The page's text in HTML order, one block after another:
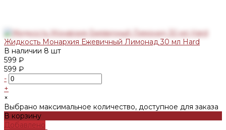
Жидкость Монархия Ежевичный Лимонад 30 мл Hard
В наличии 8 шт
599 ₽
599 ₽
-
+
×
Выбрано максимальное количество, доступное для заказа
В корзину
Добавлено